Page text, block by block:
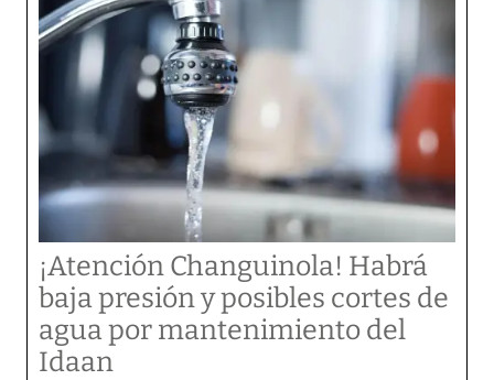
¡Atención Changuinola! Habrá
baja presión y posibles cortes de
agua por mantenimiento del
Idaan